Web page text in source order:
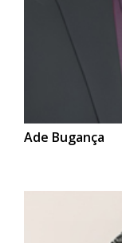
Ade Bugança